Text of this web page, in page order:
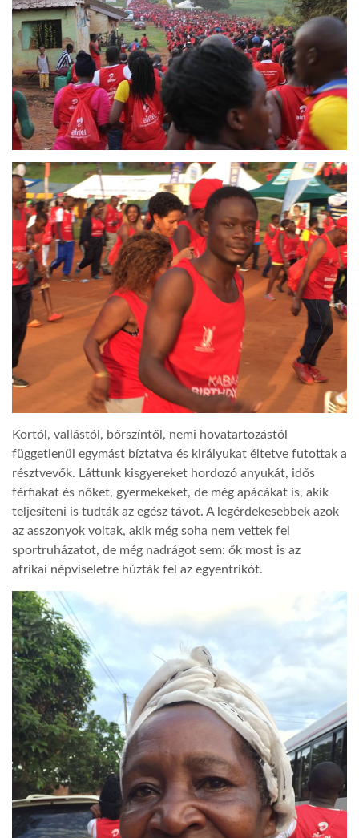
LATIMO.HU
GLOBOBOOK
Kortól, vallástól, bőrszíntől, nemi hovatartozástól
függetlenül egymást bíztatva és királyukat éltetve futottak a
résztvevők. Láttunk kisgyereket hordozó anyukát, idős
férfiakat és nőket, gyermekeket, de még apácákat is, akik
teljesíteni is tudták az egész távot. A legérdekesebbek azok
az asszonyok voltak, akik még soha nem vettek fel
sportruházatot, de még nadrágot sem: ők most is az
afrikai népviseletre húzták fel az egyentrikót.